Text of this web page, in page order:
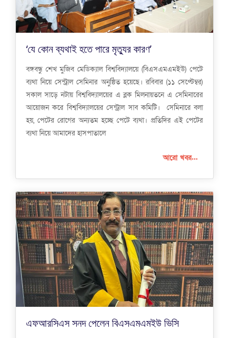
‘যে কোন ব্যথাই হতে পারে মৃত্যুর কারণ’
বঙ্গবন্ধু শেখ মুজিব মেডিক্যাল বিশ্ববিদ্যালয়ে (বিএসএমএমইউ) পেটে
ব্যথা নিয়ে সেন্ট্রাল সেমিনার অনুষ্ঠিত হয়েছে। রবিবার (১১ সেপ্টেম্বর)
সকাল সাড়ে নটায় বিশ্ববিদ্যালয়ের এ ব্লক মিলনায়তনে এ সেমিনারের
আয়োজন করে বিশ্ববিদ্যালয়ের সেন্ট্রাল সাব কমিটি। সেমিনারে বলা
হয়, পেটের রোগের অন্যতম হচ্ছে পেটে ব্যথা। প্রতিদির এই পেটের
ব্যথা নিয়ে আমাদের হাসপাতালে
আরো খবর...
এফআরসিএস সনদ পেলেন বিএসএমএমইউ ভিসি